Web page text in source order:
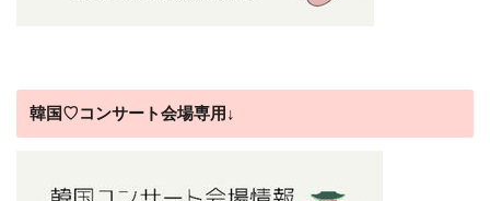
韓国♡コンサート会場専用↓